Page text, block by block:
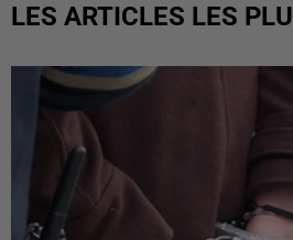
LES ARTICLES LES